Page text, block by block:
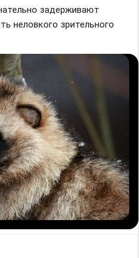
задерживают
неловкого зрительного